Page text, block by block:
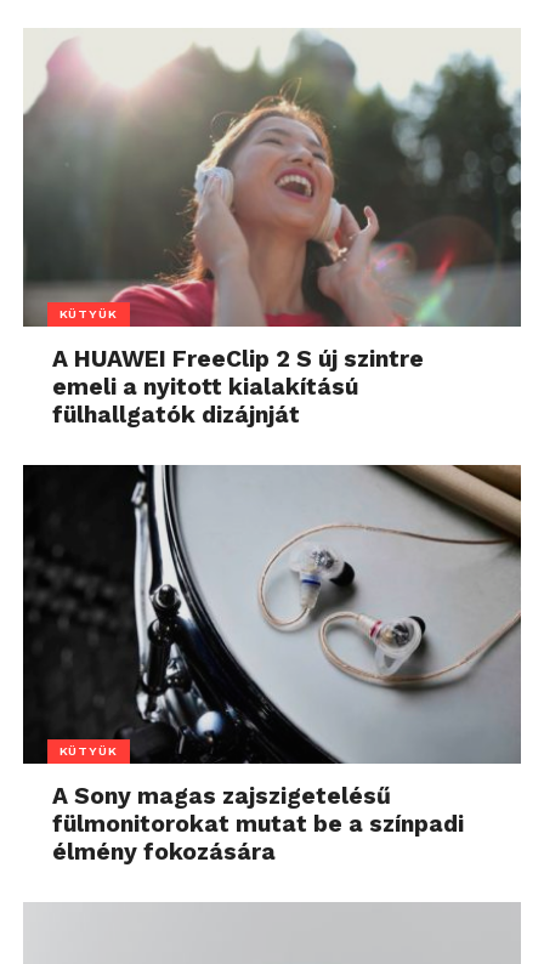
KÜTYÜK
A HUAWEI FreeClip 2 S új szintre
emeli a nyitott kialakítású
fülhallgatók dizájnját
KÜTYÜK
A Sony magas zajszigetelésű
fülmonitorokat mutat be a színpadi
élmény fokozására